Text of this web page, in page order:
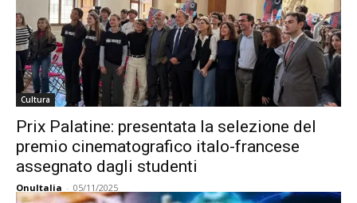
Cultura
Prix Palatine: presentata la selezione del
premio cinematografico italo-francese
assegnato dagli studenti
OnuItalia - 05/11/2025